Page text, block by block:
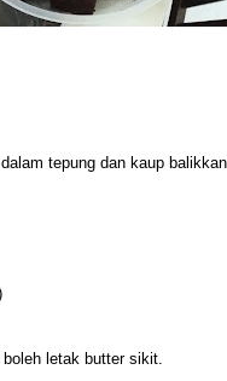
tepung dan kaup
letak butter sikit.